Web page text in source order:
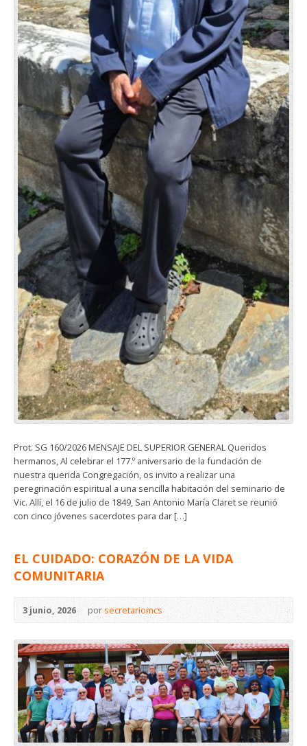
Prot. SG 160/2026 MENSAJE DEL SUPERIOR GENERAL Queridos
hermanos, Al celebrar el 177.º aniversario de la fundación de
nuestra querida Congregación, os invito a realizar una
peregrinación espiritual a una sencilla habitación del seminario de
Vic. Allí, el 16 de julio de 1849, San Antonio María Claret se reunió
con cinco jóvenes sacerdotes para dar […]
EL CUIDADO: CORAZÓN DE LA VIDA
COMUNITARIA
3 junio, 2026 porsecretariomcs